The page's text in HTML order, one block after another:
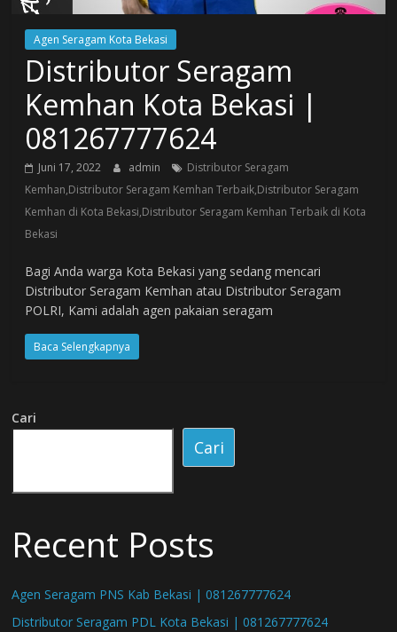
Agen Seragam Kota Bekasi
Distributor Seragam
Kemhan Kota Bekasi |
081267777624
Juni 17, 2022 admin
Distributor Seragam
Kemhan,Distributor Seragam Kemhan Terbaik,Distributor Seragam
Kemhan di Kota Bekasi,Distributor Seragam Kemhan Terbaik di Kota
Bekasi
Bagi Anda warga Kota Bekasi yang sedang mencari
Distributor Seragam Kemhan atau Distributor Seragam
POLRI, Kami adalah agen pakaian seragam
Baca Selengkapnya
Cari
Cari
Recent Posts
Agen Seragam PNS Kab Bekasi | 081267777624
Distributor Seragam PDL Kota Bekasi | 081267777624